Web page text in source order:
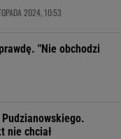
2024, 10:53
"Nie obchodzi
nie chciał